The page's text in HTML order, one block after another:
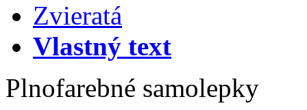
Zvieratá
Vlastný text
Plnofarebné samolepky